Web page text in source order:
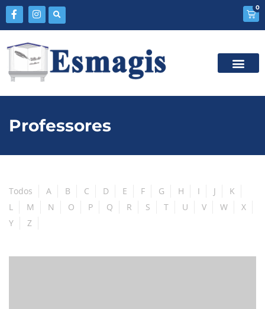
0
Professores
Todos A B C D E F G H I J
K
L
M N O P Q R S T U V W
X
Y
Z